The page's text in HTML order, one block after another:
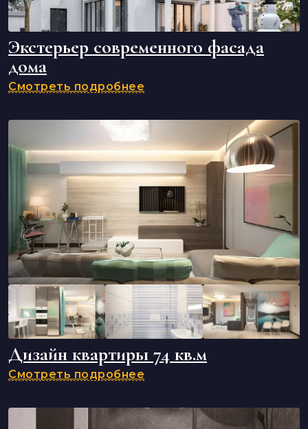
Экстерьер современного фасада
дома
Смотреть подробнее
Дизайн квартиры 74 кв.м
Смотреть подробнее